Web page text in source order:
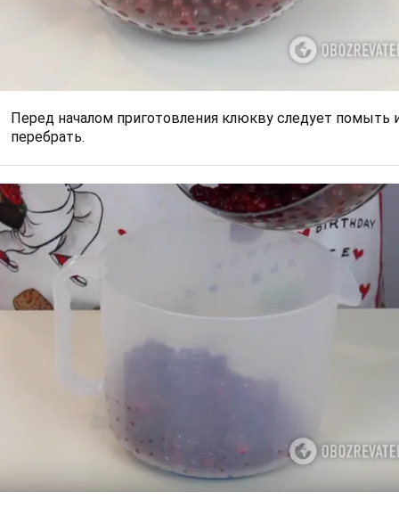
Перед началом приготовления клюкву следует помыть
перебрать.